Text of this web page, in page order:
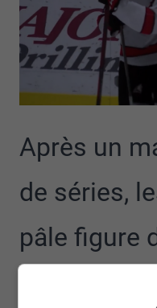
Après un
de séries,
pâle figure
équipe de